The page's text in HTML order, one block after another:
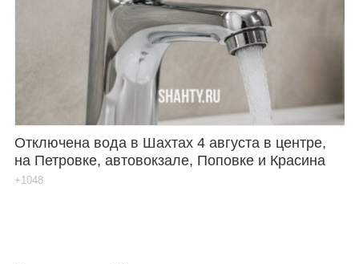
Отключена вода в Шахтах 4 августа в центре,
на Петровке, автовокзале, Поповке и Красина
+1048